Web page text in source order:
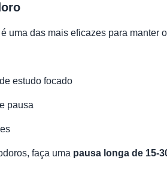
uma das mais eficazes para manter o
de estudo focado
pausa
faça uma pausa longa de 15-